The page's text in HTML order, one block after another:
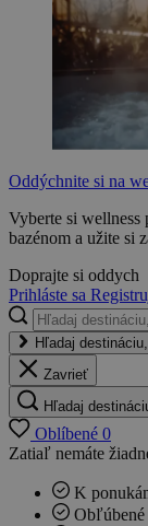
Oddýchnite si na
Vyberte si
bazénom a užite si
Doprajte si oddych
Prihláste sa
Hľadaj
Zavrieť
Hľadaj
Oblíbené 0
Zatiaľ nemáte
K
Obľúbené